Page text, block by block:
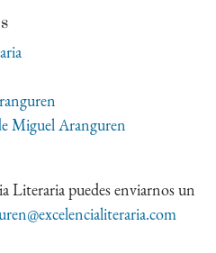
Miguel Aranguren
Literaria puedes enviarnos un